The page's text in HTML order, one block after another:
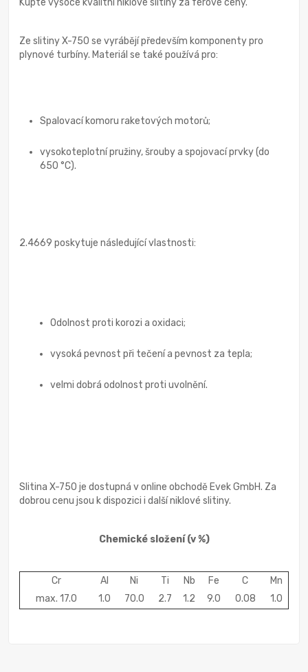
Kupte vysoce kvalitní niklové slitiny za férové ceny.
Ze slitiny X-750 se vyrábějí především komponenty pro
plynové turbíny. Materiál se také používá pro:
Spalovací komoru raketových motorů;
vysokoteplotní pružiny, šrouby a spojovací prvky (do
650 °C).
2.4669 poskytuje následující vlastnosti:
Odolnost proti korozi a oxidaci;
vysoká pevnost při tečení a pevnost za tepla;
velmi dobrá odolnost proti uvolnění.
Slitina X-750 je dostupná v online obchodě Evek GmbH. Za
dobrou cenu jsou k dispozici i další niklové slitiny.
Chemické složení(v %)
Cr Al Ni Ti Nb Fe C
Mn
max. 17.0
1.0 70.0 2.7 1.2 9.0 0.08 1.0